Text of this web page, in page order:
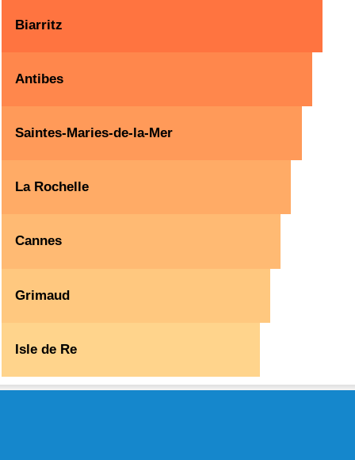
Biarritz
Antibes
Saintes-Maries-de-la-Mer
La Rochelle
Cannes
Grimaud
Isle de Re